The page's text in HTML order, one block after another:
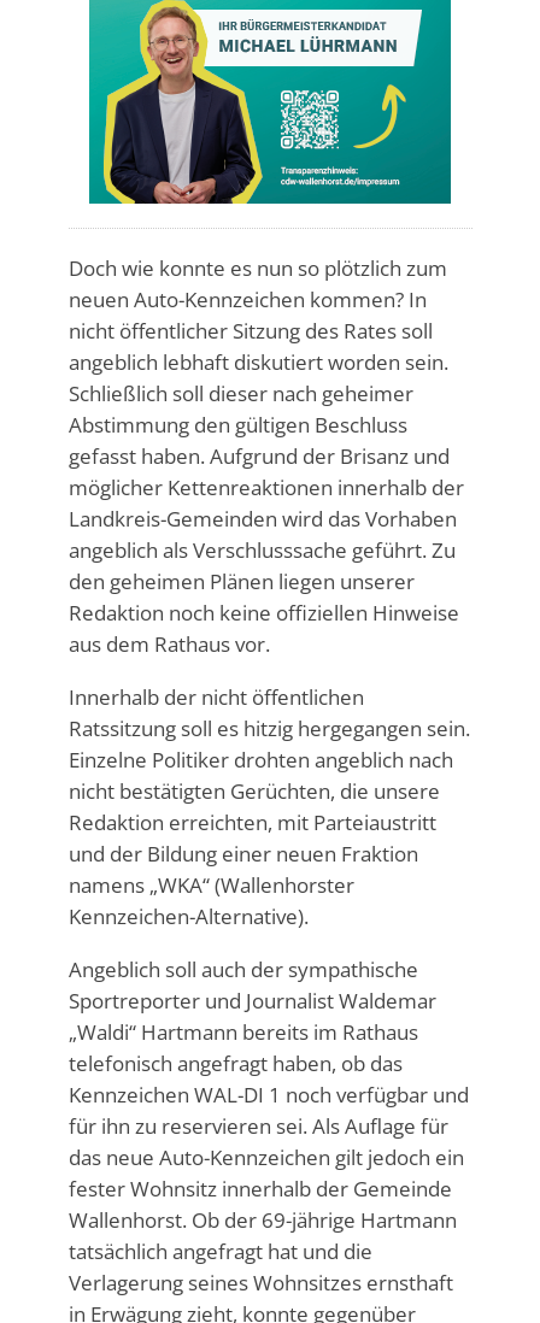
Doch wie konnte es nun so plötzlich zum
neuen Auto-Kennzeichen kommen? In
nicht öffentlicher Sitzung des Rates soll
angeblich lebhaft diskutiert worden sein.
Schließlich soll dieser nach geheimer
Abstimmung den gültigen Beschluss
gefasst haben. Aufgrund der Brisanz und
möglicher Kettenreaktionen innerhalb der
Landkreis-Gemeinden wird das Vorhaben
angeblich als Verschlusssache geführt. Zu
den geheimen Plänen liegen unserer
Redaktion noch keine offiziellen Hinweise
aus dem Rathaus vor.
Innerhalb der nicht öffentlichen
Ratssitzung soll es hitzig hergegangen sein.
Einzelne Politiker drohten angeblich nach
nicht bestätigten Gerüchten, die unsere
Redaktion erreichten, mit Parteiaustritt
und der Bildung einer neuen Fraktion
namens „WKA“ (Wallenhorster
Kennzeichen-Alternative).
Angeblich soll auch der sympathische
Sportreporter und Journalist Waldemar
„Waldi“ Hartmann bereits im Rathaus
telefonisch angefragt haben, ob das
Kennzeichen WAL-DI 1 noch verfügbar und
für ihn zu reservieren sei. Als Auflage für
das neue Auto-Kennzeichen gilt jedoch ein
fester Wohnsitz innerhalb der Gemeinde
Wallenhorst. Ob der 69-jährige Hartmann
tatsächlich angefragt hat und die
Verlagerung seines Wohnsitzes ernsthaft
in Erwägung zieht, konnte gegenüber